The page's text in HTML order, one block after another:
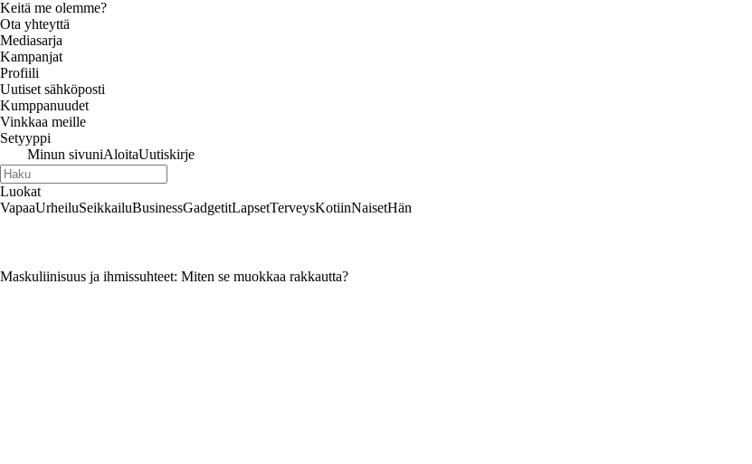
Keitä me olemme?
Ota yhteyttä
Mediasarja
Kampanjat
Profiili
Uutiset sähköposti
Kumppanuudet
Vinkkaa meille
Setyyppi
Minun sivuniAloitaUutiskirje
Luokat
VapaaUrheiluSeikkailuBusinessGadgetitLapsetTerveysKotiinNaisetHän
Maskuliinisuus ja ihmissuhteet: Miten se muokkaa rakkautta?